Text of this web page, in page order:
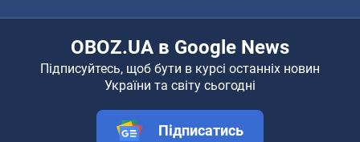
OBOZ.UA в Google News
Підписуйтесь, щоб бути в курсі останніх новин
України та світу сьогодні
Підписатись